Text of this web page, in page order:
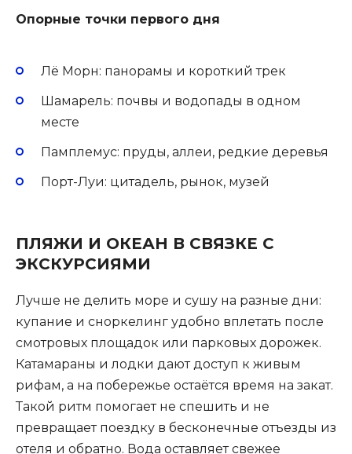
Опорные точки первого дня
Лё Морн: панорамы и короткий трек
Шамарель: почвы и водопады в одном
месте
Памплемус: пруды, аллеи, редкие деревья
Порт-Луи: цитадель, рынок, музей
ПЛЯЖИ И ОКЕАН В СВЯЗКЕ С
ЭКСКУРСИЯМИ
Лучше не делить море и сушу на разные дни:
купание и сноркелинг удобно вплетать после
смотровых площадок или парковых дорожек.
Катамараны и лодки дают доступ к живым
рифам, а на побережье остаётся время на закат.
Такой ритм помогает не спешить и не
превращает поездку в бесконечные отъезды из
отеля и обратно. Вода оставляет свежее